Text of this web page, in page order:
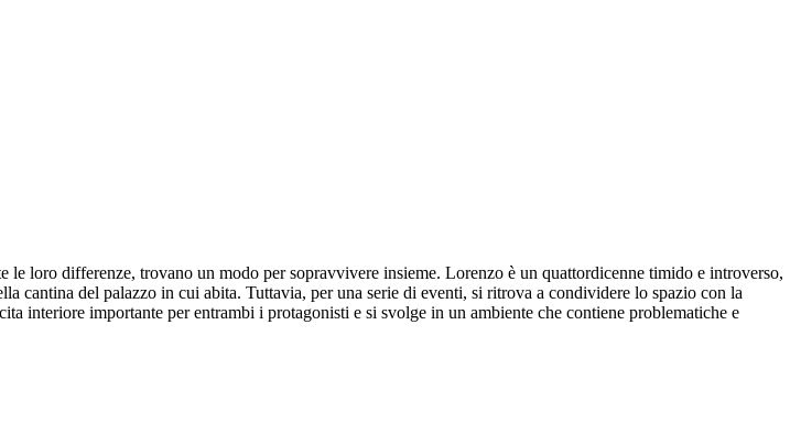
le loro differenze, trovano un modo per sopravvivere insieme. Lorenzo è un quattordicenne timido e introverso,
cantina del palazzo in cui abita. Tuttavia, per una serie di eventi, si ritrova a condividere lo spazio con la
interiore importante per entrambi i protagonisti e si svolge in un ambiente che contiene problematiche e